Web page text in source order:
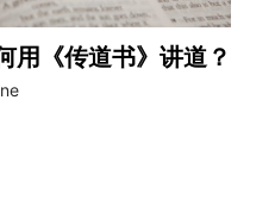
用《传道书》讲道？